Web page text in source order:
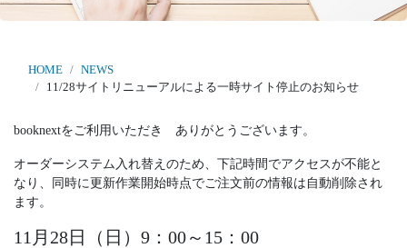
HOME
NEWS
11/28サイトリニューアルによる一時サイト停止のお知らせ
booknextをご利用いただき ありがとうございます。
オーダーシステム入れ替えのため、下記時間でアクセスが不能と
なり、同時に更新作業開始時点でご注文前の情報は自動削除され
ます。
11月28日（日）9：00～15：00